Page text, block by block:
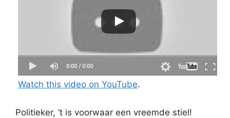
Watch this video on YouTube.
Politieker, ‘t is voorwaar een vreemde stiel!